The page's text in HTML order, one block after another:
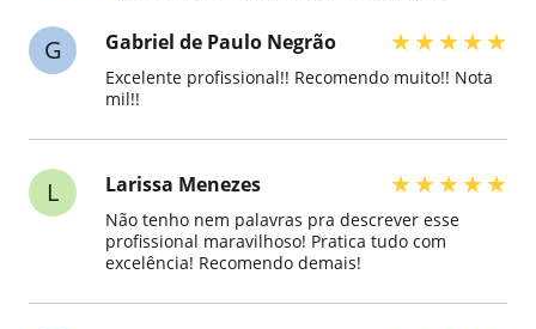
G Gabriel de Paulo Negrão ★★★★★
Excelente profissional!! Recomendo muito!! Nota
mil!!
L Larissa Menezes ★★★★★
Não tenho nem palavras pra descrever esse
profissional maravilhoso! Pratica tudo com
excelência! Recomendo demais!